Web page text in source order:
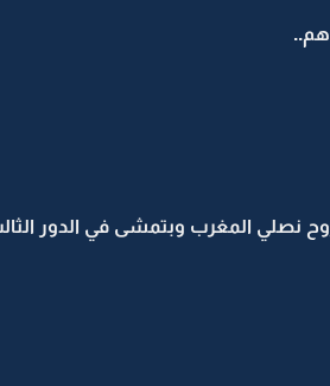
المغرب وبتمشى في الدور الثالث